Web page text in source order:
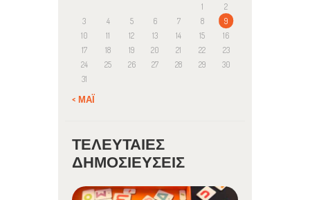
1
2
3
4 5 6 7 8
9
10
11 12 13 14 15
16
17
18 19 20 21 22
23
24
25 26 27 28 29
30
31
« ΜΆΙ
ΤΕΛΕΥΤΑΊΕΣ
ΔΗΜΟΣΙΕΎΣΕΙΣ